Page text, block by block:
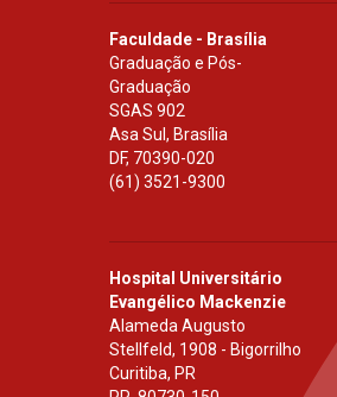
Faculdade - Brasília
Graduação e Pós-
Graduação
SGAS 902
Asa Sul, Brasília
DF, 70390-020
(61) 3521-9300
Hospital Universitário
Evangélico Mackenzie
Alameda Augusto
Stellfeld, 1908 - Bigorrilho
Curitiba, PR